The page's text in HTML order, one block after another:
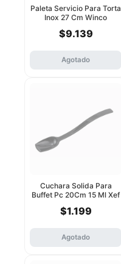
Paleta Servicio Para Torta
Inox 27 Cm Winco
$9.139
Agotado
Cuchara Solida Para
Buffet Pc 20Cm 15 Ml Xef
$1.199
Agotado